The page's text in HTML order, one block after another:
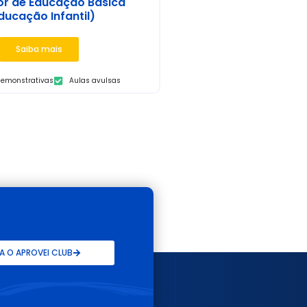
Infantil)
Saiba mais
Aulas avulsas
O APROVEI CLUB